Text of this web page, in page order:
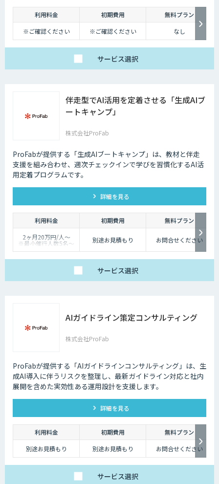
利用料金 初期費用
無料プラン
※ご確認ください
※ご確認ください なし
サービス選択
伴走型でAI活用を定着させる「生成AIブ
ートキャンプ」
株式会社ProFab
ProFabが提供する「生成AIブートキャンプ」は、教材と伴走
支援を組み合わせ、週次チェックインで学びを習慣化するAI活
用定着プログラムです。
詳細を見る
利用料金 初期費用
無料プラン
2ヶ月20万円/人〜
※最小催行人数5名〜
※対象ツールやカスタ
別途お見積もり お問合せください
サービス選択
AIガイドライン策定コンサルティング
株式会社ProFab
ProFabが提供する「AIガイドラインコンサルティング」は、生
成AI導入に伴うリスクを整理し、最新ガイドライン対応と社内
展開を含めた実効性ある運用設計を支援します。
詳細を見る
利用料金 初期費用
無料プラン
別途お見積もり
別途お見積もり お問合せください
サービス選択